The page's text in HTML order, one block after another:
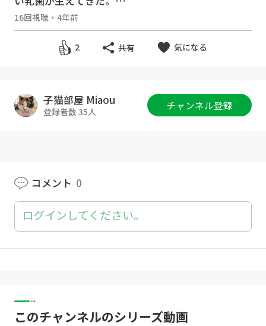
チャンネル登録をお願いします。https://good
y-tv.online/channel/27/
猫部屋グッズ :http://www.catsroom-miaou.s
Instagram :
https://www.instagram.com/Cats
room_Miaou/
公式サイト :http://miaou-jp.com
[子猫部屋]
れあ Lea (白黒 Bicolor ; April, 2020-)
16回視聴 ・ 4年前
2 共有 気になる
子猫部屋 Miaou
登録者数 35人
チャンネル登録
コメント 0
ログインしてください。
このチャンネルのシリーズ動画